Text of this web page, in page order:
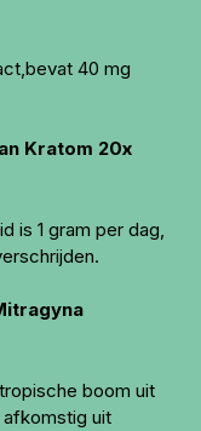
40 mg
Kratom 20x
is 1 gram per dag,
boom uit
uit